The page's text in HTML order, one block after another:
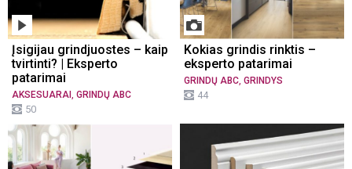
Įsigijau grindjuostes – kaip
tvirtinti? | Eksperto
patarimai
AKSESUARAI GRINDŲ ABC
50
Kokias grindis rinktis –
eksperto patarimai
GRINDŲ ABC GRINDYS
44